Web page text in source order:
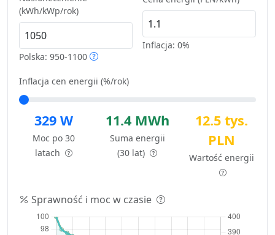
(kWh/kWp/rok)
Polska: 950-1100
Inflacja: 0%
Inflacja cen energii (%/rok)
329 W
Moc po 30
latach
11.4 MWh
Suma energii
(30 lat)
12.5 tys.
PLN
Wartość energii
Sprawność i moc w czasie